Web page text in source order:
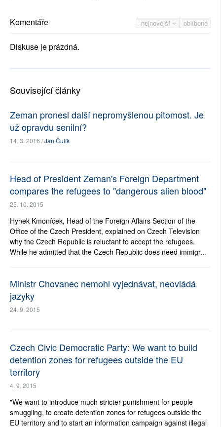
nejnovější oblíbené
Komentáře
Diskuse je prázdná.
Související články
Zeman pronesl další nepromyšlenou pitomost. Je
už opravdu senilní?
14. 3. 2016 /Jan Čulík
Head of President Zeman's Foreign Department
compares the refugees to "dangerous alien blood"
25. 10. 2015
Hynek Kmoníček, Head of the Foreign Affairs Section of the
Office of the Czech President, explained on Czech Television
why the Czech Republic is reluctant to accept the refugees.
While he admitted that the Czech Republic does need immigr...
Ministr Chovanec nemohl vyjednávat, neovládá
jazyky
24. 9. 2015
Czech Civic Democratic Party: We want to build
detention zones for refugees outside the EU
territory
4. 9. 2015
"We want to introduce much stricter punishment for people
smuggling, to create detention zones for refugees outside the
EU territory and to start an information campaign against illegal